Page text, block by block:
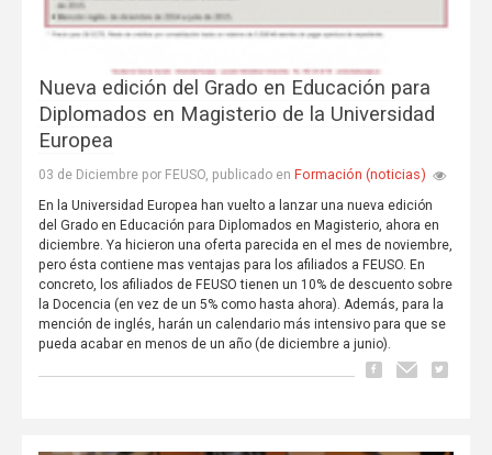
Nueva edición del Grado en Educación para
Diplomados en Magisterio de la Universidad
Europea
03 de Diciembre por FEUSO, publicado en Formación (noticias)
En la Universidad Europea han vuelto a lanzar una nueva edición
del Grado en Educación para Diplomados en Magisterio, ahora en
diciembre. Ya hicieron una oferta parecida en el mes de noviembre,
pero ésta contiene mas ventajas para los afiliados a FEUSO. En
concreto, los afiliados de FEUSO tienen un 10% de descuento sobre
la Docencia (en vez de un 5% como hasta ahora). Además, para la
mención de inglés, harán un calendario más intensivo para que se
pueda acabar en menos de un año (de diciembre a junio).